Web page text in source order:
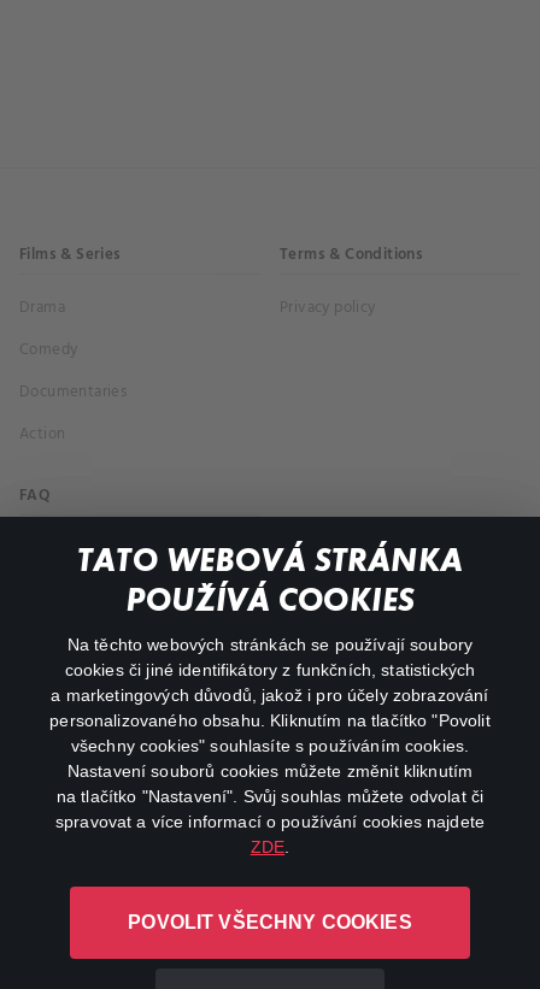
TATO WEBOVÁ STRÁNKA
POUŽÍVÁ COOKIES
Na těchto webových stránkách se používají soubory
cookies či jiné identifikátory z funkčních, statistických
a marketingových důvodů, jakož i pro účely zobrazování
personalizovaného obsahu. Kliknutím na tlačítko "Povolit
všechny cookies" souhlasíte s používáním cookies.
Nastavení souborů cookies můžete změnit kliknutím
na tlačítko "Nastavení". Svůj souhlas můžete odvolat či
spravovat a více informací o používání cookies najdete
ZDE
POVOLIT VŠECHNY COOKIES
Films & Series
Drama
Comedy
Documentaries
Action
Terms & Conditions
Privacy policy
FAQ
My profile
facebookinstagram
youtube
L-1246 Luxembourg R.C.S.